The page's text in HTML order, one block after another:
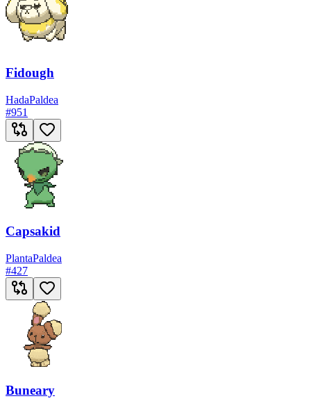
Fidough
HadaPaldea
#951
Capsakid
PlantaPaldea
#427
Buneary